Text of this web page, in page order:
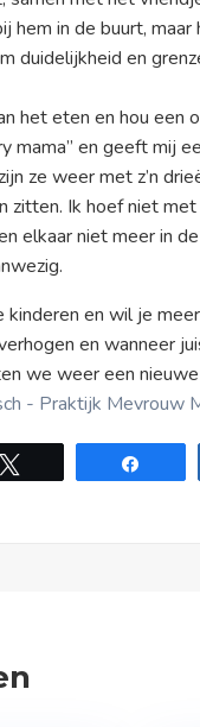
hem in de buurt,
duidelijkheid en
het eten en hou een
mama” en geeft mij
ze weer met z’n
zitten. Ik hoef niet
elkaar niet meer in
en wil je
en wanneer
we weer een
- Praktijk Mevrouw